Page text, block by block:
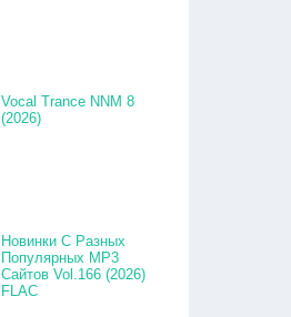
Vocal Trance NNM 8
(2026)
Новинки С Разных
Популярных MP3
Сайтов Vol.166 (2026)
FLAC